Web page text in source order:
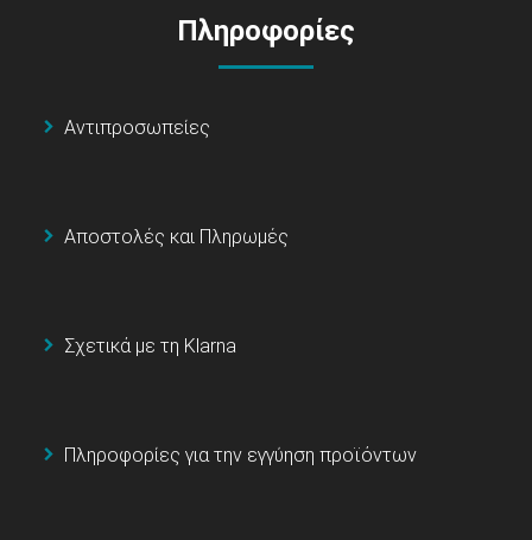
Πληροφορίες
Αντιπροσωπείες
Αποστολές και Πληρωμές
Σχετικά με τη Klarna
Πληροφορίες για την εγγύηση προϊόντων